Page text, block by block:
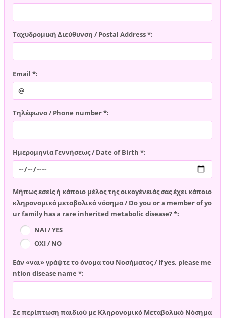
Ταχυδρομική Διεύθυνση / Postal Address *:
Email *:
Τηλέφωνο / Phone number *:
Ημερομηνία Γεννήσεως / Date of Birth *:
Μήπως εσείς ή κάποιο μέλος της οικογένειάς σας έχει κάποιο
κληρονομικό μεταβολικό νόσημα / Do you or a member of yo
ur family has a rare inherited metabolic disease? *:
ΝΑΙ / YES
ΟΧΙ / NO
Εάν «ναι» γράψτε το όνομα του Νοσήματος / If yes, please me
ntion disease name *:
Σε περίπτωση παιδιού με Κληρονομικό Μεταβολικό Νόσημα